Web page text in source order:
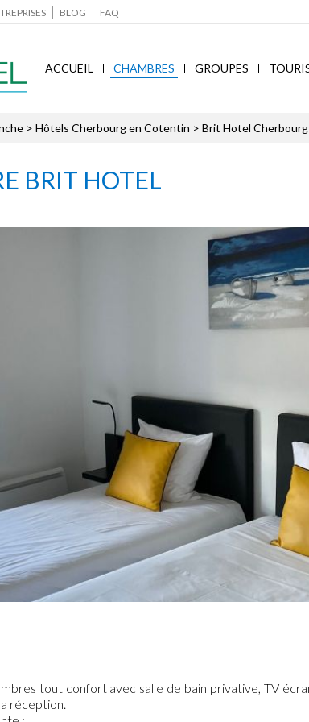
BLOG FAQ
ACCUEIL CHAMBRES GROUPES
> Hôtels Cherbourg en Cotentin > Brit Hotel Cherbourg
BRIT HOTEL
tout confort avec salle de bain privative, TV
réception.